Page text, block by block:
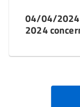
04/04/2024
2024